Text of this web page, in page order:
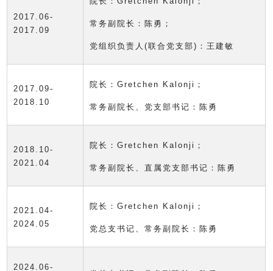
2017.06-
2017.09
常务副院长：陈勇；
党组织负责人(联合党支部)：王建敏
2017.09-
2018.10
院长：Gretchen Kalonji；
常务副院长、党支部书记：陈勇
2018.10-
2021.04
院长：Gretchen Kalonji；
常务副院长、直属党支部书记：陈勇
2021.04-
2024.05
院长：Gretchen Kalonji；
党总支书记、常务副院长：陈勇
2024.06-